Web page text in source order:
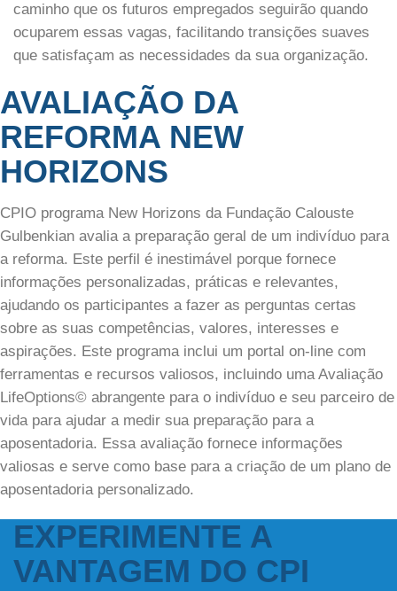
caminho que os futuros empregados seguirão quando
ocuparem essas vagas, facilitando transições suaves
que satisfaçam as necessidades da sua organização.
AVALIAÇÃO DA
REFORMA NEW
HORIZONS
CPIO programa New Horizons da Fundação Calouste
Gulbenkian avalia a preparação geral de um indivíduo para
a reforma. Este perfil é inestimável porque fornece
informações personalizadas, práticas e relevantes,
ajudando os participantes a fazer as perguntas certas
sobre as suas competências, valores, interesses e
aspirações. Este programa inclui um portal on-line com
ferramentas e recursos valiosos, incluindo uma Avaliação
LifeOptions© abrangente para o indivíduo e seu parceiro de
vida para ajudar a medir sua preparação para a
aposentadoria. Essa avaliação fornece informações
valiosas e serve como base para a criação de um plano de
aposentadoria personalizado.
EXPERIMENTE A
VANTAGEM DO CPI